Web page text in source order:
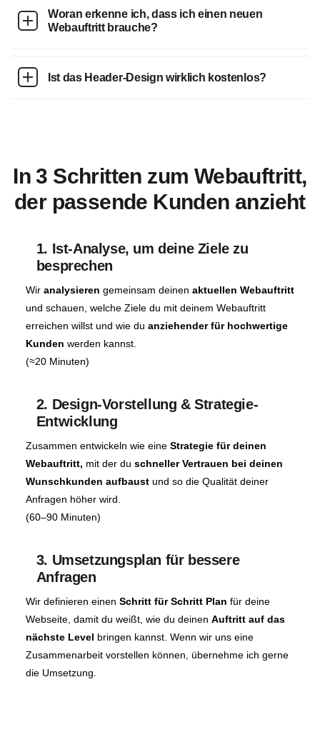
Woran erkenne ich, dass ich einen neuen
Webauftritt brauche?
Ist das Header-Design wirklich kostenlos?
In 3 Schritten zum Webauftritt,
der passende Kunden anzieht
1. Ist-Analyse, um deine Ziele zu
besprechen
Wir analysieren gemeinsam deinen aktuellen Webauftritt
und schauen, welche Ziele du mit deinem Webauftritt
erreichen willst und wie du anziehender für hochwertige
Kunden werden kannst.
(≈20 Minuten)
2. Design-Vorstellung & Strategie-
Entwicklung
Zusammen entwickeln wie eine Strategie für deinen
Webauftritt, mit der du schneller Vertrauen bei deinen
Wunschkunden aufbaustund so die Qualität deiner
Anfragen höher wird.
(60–90 Minuten)
3. Umsetzungsplan für bessere
Anfragen
Wir definieren einen Schritt für Schritt Plan für deine
Webseite, damit du weißt, wie du deinen Auftritt auf das
nächste Level bringen kannst. Wenn wir uns eine
Zusammenarbeit vorstellen können, übernehme ich gerne
die Umsetzung.